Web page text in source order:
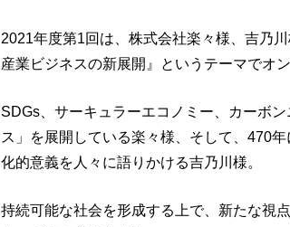
2021年度第1回は、株式会社楽々様、吉乃
産業ビジネスの新展開』というテーマでオ
SDGs、サーキュラーエコノミー、カーボ
ス」を展開している楽々様、そして、470
化的意義を人々に語りかける吉乃川様。
持続可能な社会を形成する上で、新たな視